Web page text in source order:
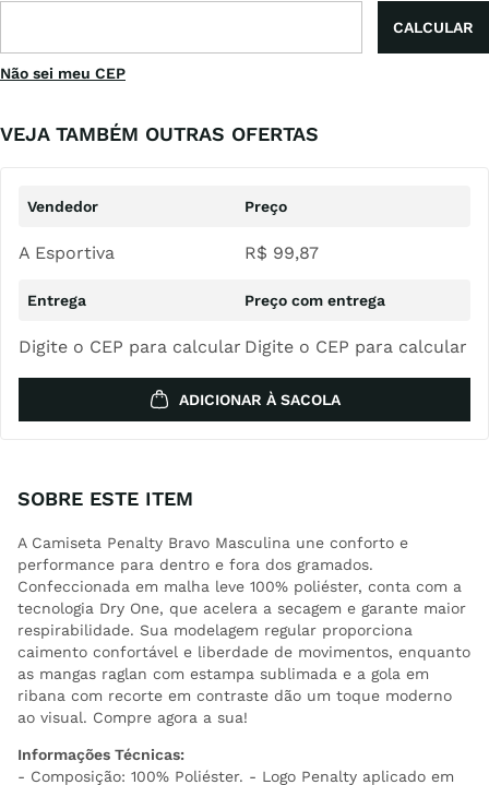
Não sei meu CEP
VEJA TAMBÉM OUTRAS OFERTAS
A Esportiva R$ 99,87
Digite o CEP para calcular Digite o CEP para calcular
ADICIONAR À SACOLA
SOBRE ESTE ITEM
A Camiseta Penalty Bravo Masculina une conforto e
performance para dentro e fora dos gramados.
Confeccionada em malha leve 100% poliéster, conta com a
tecnologia Dry One, que acelera a secagem e garante maior
respirabilidade. Sua modelagem regular proporciona
caimento confortável e liberdade de movimentos, enquanto
as mangas raglan com estampa sublimada e a gola em
ribana com recorte em contraste dão um toque moderno
ao visual. Compre agora a sua!
Informações Técnicas:
- Composição: 100% Poliéster. - Logo Penalty aplicado em